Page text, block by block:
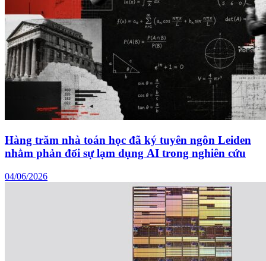
Hàng trăm nhà toán học đã ký tuyên ngôn Leiden
nhằm phản đối sự lạm dụng AI trong nghiên cứu
04/06/2026